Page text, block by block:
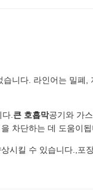
니다. 라인어는 밀폐,
. 큰 호흡막공기와 가
차단하는 데 도움이됩
시킬 수 있습니다.,포